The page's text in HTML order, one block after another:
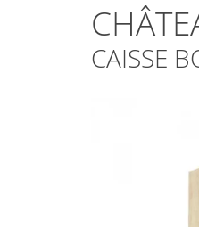
CAISSE